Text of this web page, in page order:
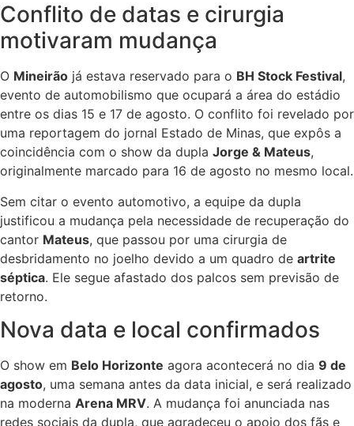
Conflito de datas e cirurgia
motivaram mudança
O Mineirão já estava reservado para o BH Stock Festival,
evento de automobilismo que ocupará a área do estádio
entre os dias 15 e 17 de agosto. O conflito foi revelado por
uma reportagem do jornal Estado de Minas, que expôs a
coincidência com o show da dupla Jorge & Mateus,
originalmente marcado para 16 de agosto no mesmo local.
Sem citar o evento automotivo, a equipe da dupla
justificou a mudança pela necessidade de recuperação do
cantor Mateus, que passou por uma cirurgia de
desbridamento no joelho devido a um quadro de artrite
séptica. Ele segue afastado dos palcos sem previsão de
retorno.
Nova data e local confirmados
O show em Belo Horizonte agora acontecerá no dia 9 de
agosto, uma semana antes da data inicial, e será realizado
na moderna Arena MRV. A mudança foi anunciada nas
redes sociais da dupla, que agradeceu o apoio dos fãs e